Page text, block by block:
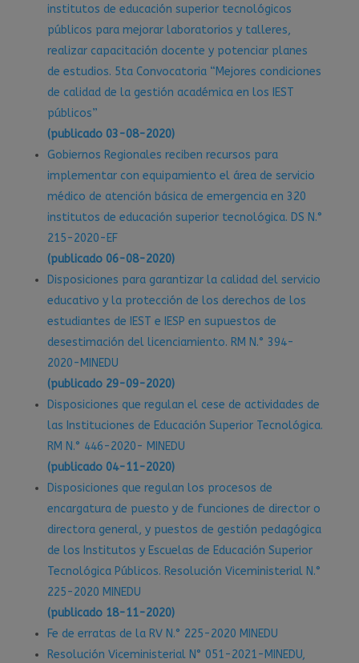
institutos de educación superior tecnológicos
públicos para mejorar laboratorios y talleres,
realizar capacitación docente y potenciar planes
de estudios. 5ta Convocatoria “Mejores condiciones
de calidad de la gestión académica en los IEST
públicos”
(publicado 03-08-2020)
Gobiernos Regionales reciben recursos para
implementar con equipamiento el área de servicio
médico de atención básica de emergencia en 320
institutos de educación superior tecnológica. DS N.°
215-2020-EF
(publicado 06-08-2020)
Disposiciones para garantizar la calidad del servicio
educativo y la protección de los derechos de los
estudiantes de IEST e IESP en supuestos de
desestimación del licenciamiento. RM N.° 394-
2020-MINEDU
(publicado 29-09-2020)
Disposiciones que regulan el cese de actividades de
las Instituciones de Educación Superior Tecnológica.
RM N.° 446-2020- MINEDU
(publicado 04-11-2020)
Disposiciones que regulan los procesos de
encargatura de puesto y de funciones de director o
directora general, y puestos de gestión pedagógica
de los Institutos y Escuelas de Educación Superior
Tecnológica Públicos. Resolución Viceministerial N.°
225-2020 MINEDU
(publicado 18-11-2020)
Fe de erratas de la RV N.° 225-2020 MINEDU
Resolución Viceministerial N° 051-2021-MINEDU,